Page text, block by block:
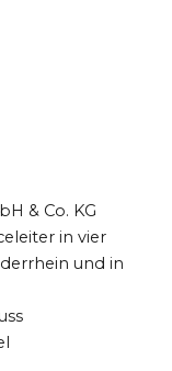
& Co. KG
in vier
und in